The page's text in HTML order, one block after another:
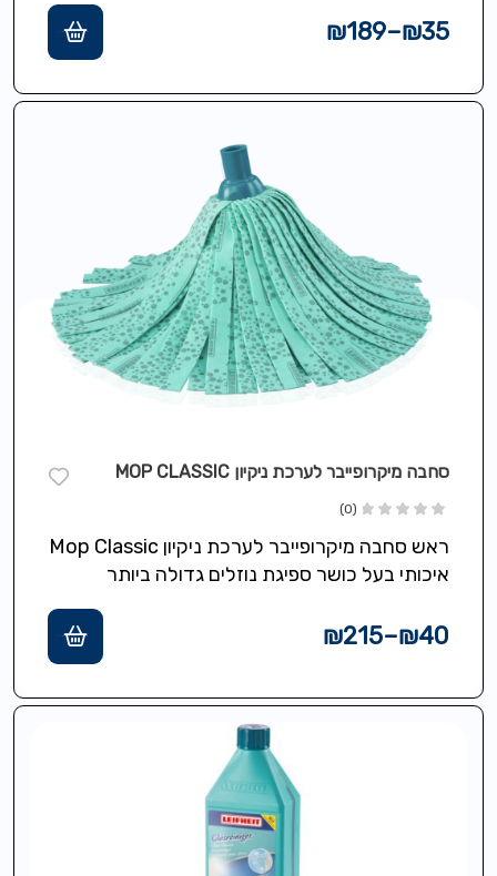
₪35
–
₪189
סחבה מיקרופייבר לערכת ניקיון MOP CLASSIC
(0)
ראש סחבה מיקרופייבר לערכת ניקיון Mop Classic
איכותי בעל כושר ספיגת נוזלים גדולה ביותר
₪40
–
₪215